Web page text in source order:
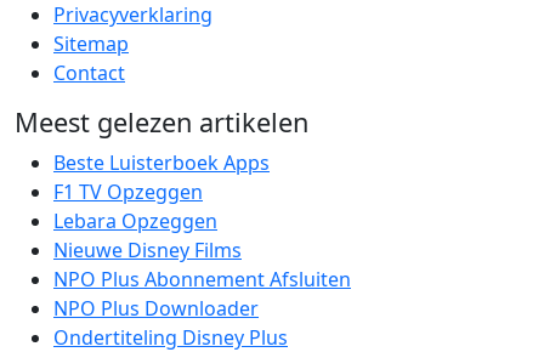
Privacyverklaring
Sitemap
Contact
Meest gelezen artikelen
Beste Luisterboek Apps
F1 TV Opzeggen
Lebara Opzeggen
Nieuwe Disney Films
NPO Plus Abonnement Afsluiten
NPO Plus Downloader
Ondertiteling Disney Plus